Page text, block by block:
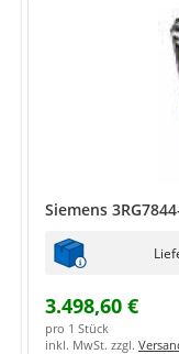
Siemens
3.498,60 €
pro 1 Stück
inkl. MwSt. zzgl.